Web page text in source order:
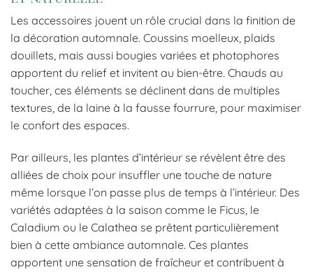
Les accessoires jouent un rôle crucial dans la finition de
la décoration automnale. Coussins moelleux, plaids
douillets, mais aussi bougies variées et photophores
apportent du relief et invitent au bien-être. Chauds au
toucher, ces éléments se déclinent dans de multiples
textures, de la laine à la fausse fourrure, pour maximiser
le confort des espaces.
Par ailleurs, les plantes d’intérieur se révèlent être des
alliées de choix pour insuffler une touche de nature
même lorsque l’on passe plus de temps à l’intérieur. Des
variétés adaptées à la saison comme le Ficus, le
Caladium ou le Calathea se prêtent particulièrement
bien à cette ambiance automnale. Ces plantes
apportent une sensation de fraîcheur et contribuent à